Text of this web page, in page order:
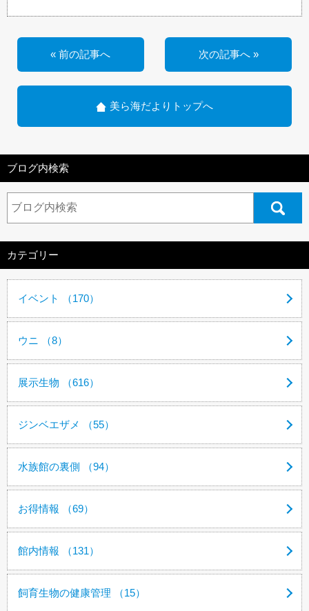
« 前の記事へ 次の記事へ »
美ら海だよりトップへ
ブログ内検索
カテゴリー
イベント （170）
ウニ （8）
展示生物 （616）
ジンベエザメ （55）
水族館の裏側 （94）
お得情報 （69）
館内情報 （131）
飼育生物の健康管理 （15）